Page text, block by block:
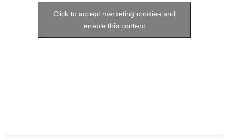
Click to accept marketing cookies and
enable this content